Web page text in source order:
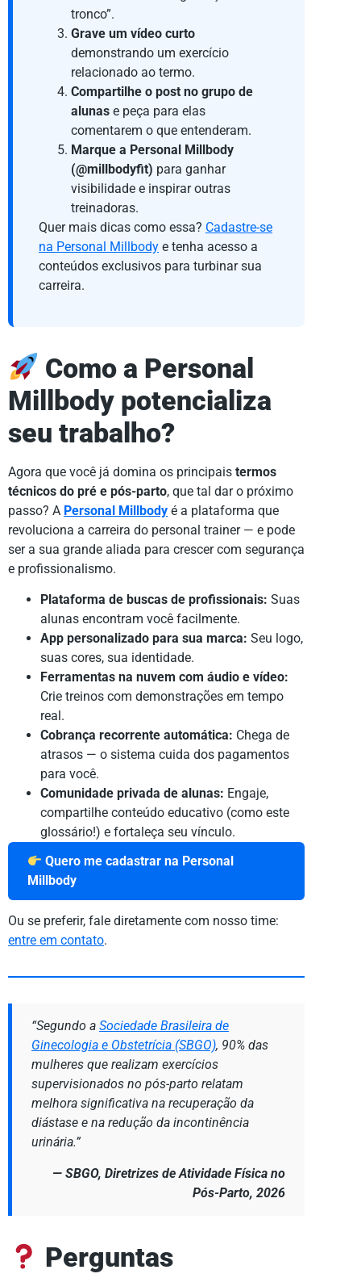
tronco”.
Grave um vídeo curto
demonstrando um exercício
relacionado ao termo.
Compartilhe o post no grupo de
alunas e peça para elas
comentarem o que entenderam.
Marque a Personal Millbody
(@millbodyfit) para ganhar
visibilidade e inspirar outras
treinadoras.
Quer mais dicas como essa? Cadastre-se
na Personal Millbody e tenha acesso a
conteúdos exclusivos para turbinar sua
carreira.
Como a Personal
Millbody potencializa
seu trabalho?
Agora que você já domina os principais termos
técnicos do pré e pós-parto, que tal dar o próximo
passo? A Personal Millbody é a plataforma que
revoluciona a carreira do personal trainer — e pode
ser a sua grande aliada para crescer com segurança
e profissionalismo.
Plataforma de buscas de profissionais: Suas
alunas encontram você facilmente.
App personalizado para sua marca: Seu logo,
suas cores, sua identidade.
Ferramentas na nuvem com áudio e vídeo:
Crie treinos com demonstrações em tempo
real.
Cobrança recorrente automática: Chega de
atrasos — o sistema cuida dos pagamentos
para você.
Comunidade privada de alunas: Engaje,
compartilhe conteúdo educativo (como este
glossário!) e fortaleça seu vínculo.
Quero me cadastrar na Personal
Millbody
Ou se preferir, fale diretamente com nosso time:
entre em contato.
“Segundo a Sociedade Brasileira de
Ginecologia e Obstetrícia (SBGO), 90% das
mulheres que realizam exercícios
supervisionados no pós-parto relatam
melhora significativa na recuperação da
diástase e na redução da incontinência
urinária.”
— SBGO, Diretrizes de Atividade Física no
Pós-Parto, 2026
Perguntas